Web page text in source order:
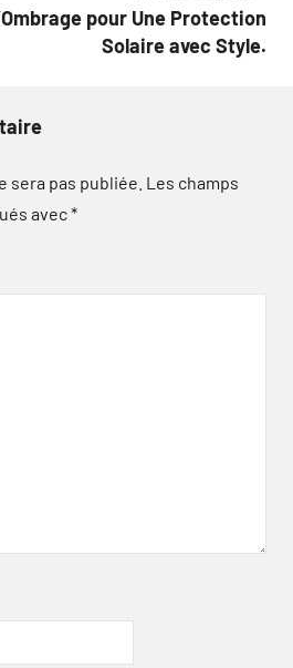
pour Une Protection
Solaire avec Style.
sera pas publiée. Les champs
avec*